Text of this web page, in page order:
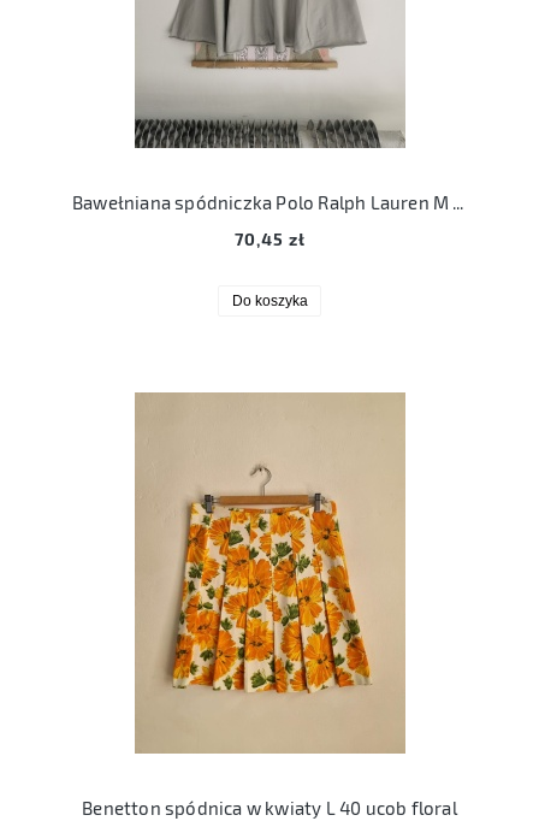
Bawełniana spódniczka Polo Ralph Lauren M szara
70,45 zł
Do koszyka
Benetton spódnica w kwiaty L 40 ucob floral